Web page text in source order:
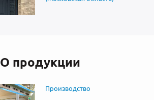
О продукции
Производство